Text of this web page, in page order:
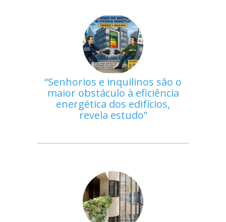
Senhorios e inquilinos são o
maior obstáculo à eficiência
energética dos edifícios,
revela estudo